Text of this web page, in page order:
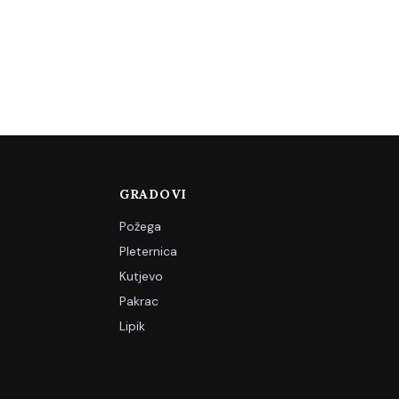
GRADOVI
Požega
Pleternica
Kutjevo
Pakrac
Lipik